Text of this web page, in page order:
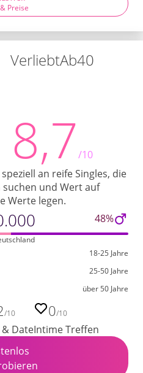
Preise
VerliebtAb40
8,7/10
an reife Singles, die
suchen und Wert auf
Werte legen.
48%
18-25 Jahre
25-50 Jahre
über 50 Jahre
/10
Date
0/10
Intime Treffen